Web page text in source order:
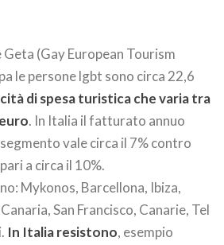
Geta (Gay European Tourism
le persone lgbt sono circa 22,6
di spesa turistica che varia tra
. In Italia il fatturato annuo
vale circa il 7% contro
a circa il 10%.
Mykonos, Barcellona, Ibiza,
San Francisco, Canarie, Tel
In Italia resistono, esempio